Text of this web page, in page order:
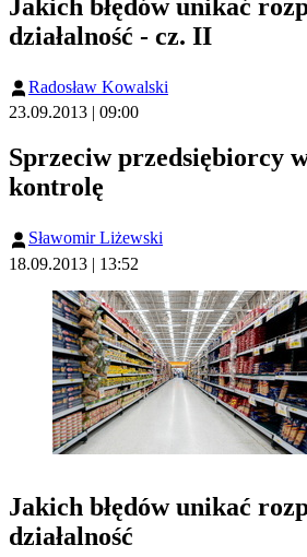
Jakich błędów unikać
działalność - cz. II
Radosław Kowalski
23.09.2013 | 09:00
Sprzeciw przedsiębiorcy
kontrolę
Sławomir Liżewski
18.09.2013 | 13:52
Jakich błędów unikać
działalność